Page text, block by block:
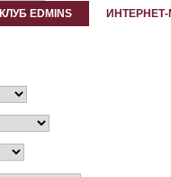
КЛУБ EDMINS